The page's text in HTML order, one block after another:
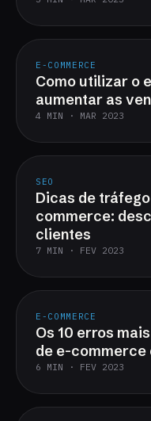
E-COMMERCE
Como utilizar o
aumentar as
4 MIN · MAR 2023
SEO
Dicas de
commerce:
clientes
7 MIN · FEV 2023
E-COMMERCE
Os 10 erros
de e-commerce
6 MIN · FEV 2023